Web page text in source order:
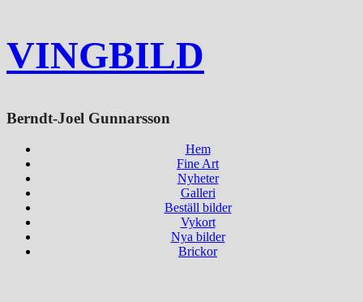
VINGBILD
Berndt-Joel Gunnarsson
Hem
Fine Art
Nyheter
Galleri
Beställ bilder
Vykort
Nya bilder
Brickor